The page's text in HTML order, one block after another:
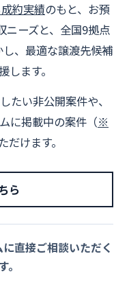
約実績のもと、お預
ニーズと、全国9拠点
、最適な譲渡先候補
します。
たい非公開案件や、
に掲載中の案件（※
けます。
ら
直接ご相談いただく